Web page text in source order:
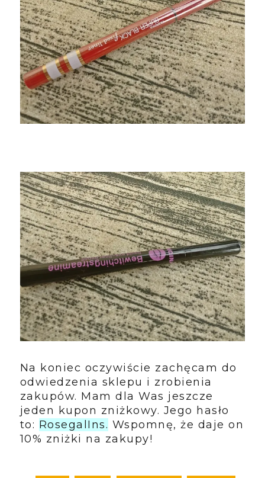
Na koniec oczywiście zachęcam do
odwiedzenia sklepu i zrobienia
zakupów. Mam dla Was jeszcze
jeden kupon zniżkowy. Jego hasło
to: RosegalIns. Wspomnę, że daje on
10% zniżki na zakupy!